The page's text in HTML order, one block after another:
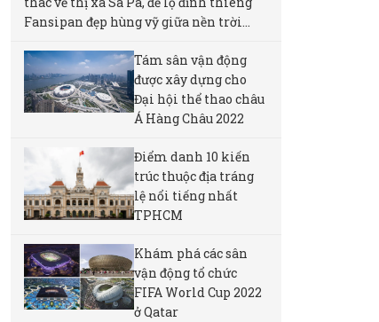
Fansipan đẹp hùng vỹ giữa nền trời...
Tám sân vận động
được xây dựng cho
Đại hội thể thao châu
Á Hàng Châu 2022
Điểm danh 10 kiến
trúc thuộc địa tráng
lệ nổi tiếng nhất
TPHCM
Khám phá các sân
vận động tổ chức
FIFA World Cup 2022
ở Qatar